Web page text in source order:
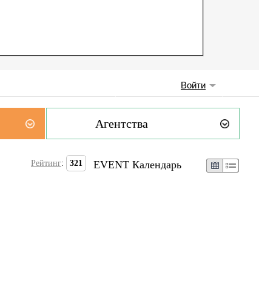
Войти
Агентства
Рейтинг: 321 EVENT Календарь